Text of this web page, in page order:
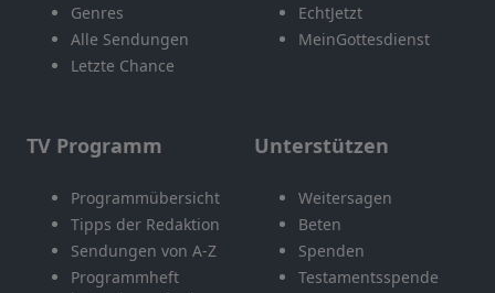
Genres
Alle Sendungen
Letzte Chance
EchtJetzt
MeinGottesdienst
TV Programm
Programmübersicht
Tipps der Redaktion
Sendungen von A-Z
Programmheft
Unterstützen
Weitersagen
Beten
Spenden
Testamentsspende